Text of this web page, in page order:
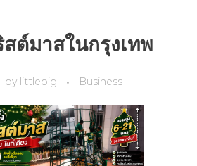
ต์มาสในกรุงเทพ
by littlebig Business